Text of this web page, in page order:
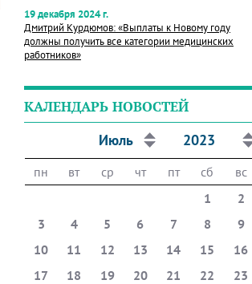
19 декабря 2024 г.
Дмитрий Курдюмов: «Выплаты к Новому году
должны получить все категории медицинских
работников»
КАЛЕНДАРЬ НОВОСТЕЙ
Июль 2023
пн вт ср чт пт сб
вс
1
2
3
4 5 6 7 8
9
10
11 12 13 14 15
16
17
18 19 20 21 22
23